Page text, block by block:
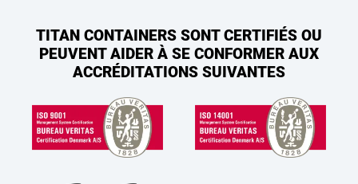
TITAN CONTAINERS SONT CERTIFIÉS OU
PEUVENT AIDER À SE CONFORMER AUX
ACCRÉDITATIONS SUIVANTES